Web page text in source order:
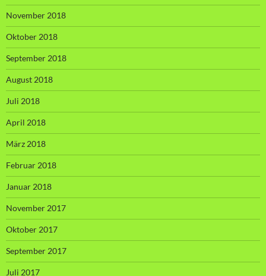
November 2018
Oktober 2018
September 2018
August 2018
Juli 2018
April 2018
März 2018
Februar 2018
Januar 2018
November 2017
Oktober 2017
September 2017
Juli 2017